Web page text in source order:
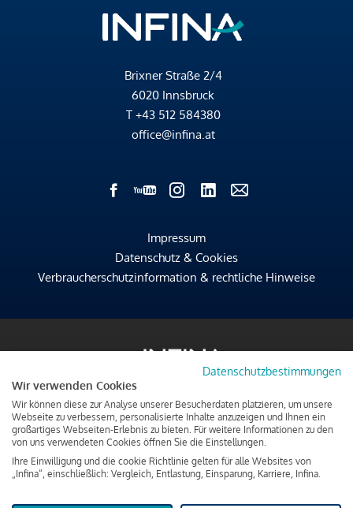
Brixner Straße 2/4
6020 Innsbruck
T +43 512 584380
office@infina.at
Impressum
Datenschutz & Cookies
Verbraucherschutzinformation & rechtliche Hinweise
Datenschutzbestimmungen
Wir verwenden Cookies
Wir können diese zur Analyse unserer Besucherdaten platzieren, um unsere
Webseite zu verbessern, personalisierte Inhalte anzuzeigen und Ihnen ein
großartiges Webseiten-Erlebnis zu bieten. Für weitere Informationen zu den
von uns verwendeten Cookies öffnen Sie die Einstellungen.
Ihre Einwilligung und die cookie Richtlinie gelten für alle Websites von
„Infina“, einschließlich: Vergleich, Entlastung, Einsparung, Karriere, Infina.